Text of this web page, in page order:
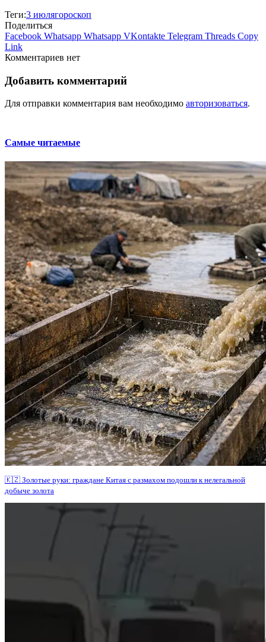
Теги:3 июлягороскоп
Поделиться
Facebook Whatsapp Whatsapp VKontakte Telegram Threads Copy
Link
Комментариев нет
Добавить комментарий
Для отправки комментария вам необходимо авторизоваться.
Самые читаемые
🇰🇿 Золотые руки: граждане Китая с размахом подошли к нелегальной
добыче золота